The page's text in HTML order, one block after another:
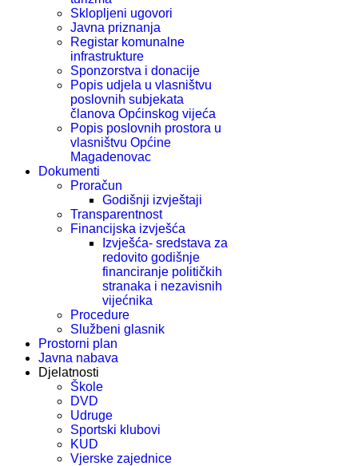
Sklopljeni ugovori
Javna priznanja
Registar komunalne
infrastrukture
Sponzorstva i donacije
Popis udjela u vlasništvu
poslovnih subjekata
članova Općinskog vijeća
Popis poslovnih prostora u
vlasništvu Općine
Magadenovac
Dokumenti
Proračun
Godišnji izvještaji
Transparentnost
Financijska izvješća
Izvješća- sredstava za
redovito godišnje
financiranje političkih
stranaka i nezavisnih
vijećnika
Procedure
Službeni glasnik
Prostorni plan
Javna nabava
Djelatnosti
Škole
DVD
Udruge
Sportski klubovi
KUD
Vjerske zajednice